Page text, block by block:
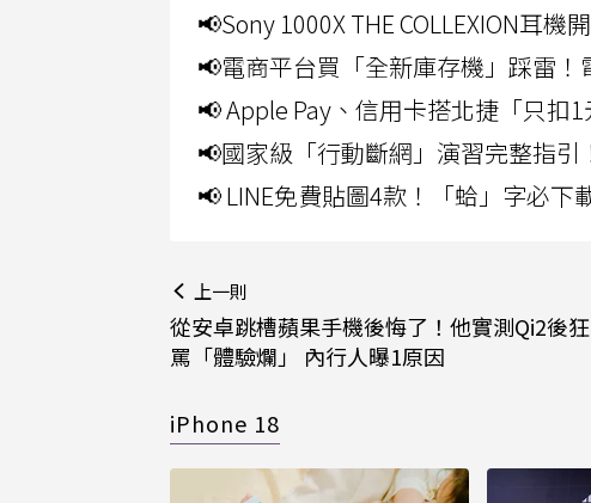
📢Sony 1000X THE COLLEXION耳
📢電商平台買「全新庫存機」踩雷
📢 Apple Pay、信用卡搭北捷「只扣
📢國家級「行動斷網」演習完整指
📢 LINE免費貼圖4款！「蛤」字必
上一則
從安卓跳槽蘋果手機後悔了！他實測Qi2後狂
罵「體驗爛」 內行人曝1原因
iPhone 18